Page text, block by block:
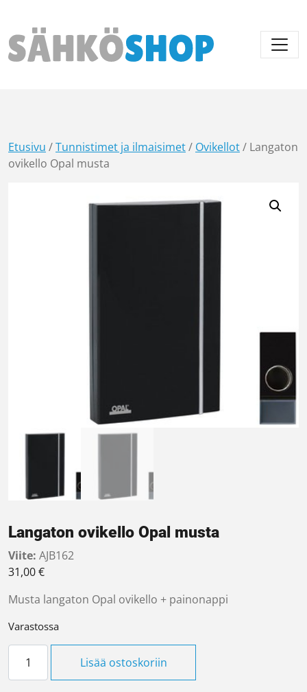
Päävalikko
Etusivu /Tunnistimet ja ilmaisimet/ Ovikellot/ Langaton
ovikello Opal musta
Langaton ovikello Opal musta
Viite: AJB162
31,00€
Musta langaton Opal ovikello + painonappi
Varastossa
Lisää ostoskoriin